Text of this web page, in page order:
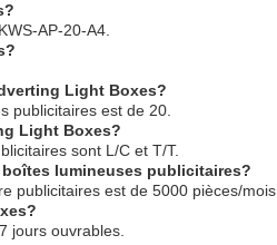
AP-20-A4.
Light Boxes?
publicitaires est de 20.
Light Boxes?
sont L/C et T/T.
lumineuses publicitaires?
publicitaires est de 5000 pièces/mois.
jours ouvrables.